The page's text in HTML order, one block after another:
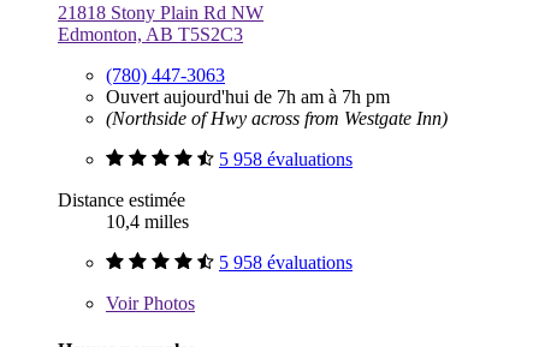
21818 Stony Plain Rd NW
Edmonton, AB T5S2C3
(780) 447-3063
Ouvert aujourd'hui de 7h am à 7h pm
(Northside of Hwy across from Westgate Inn)
5 958 évaluations
Distance estimée
10,4 milles
5 958 évaluations
VoirPhotos